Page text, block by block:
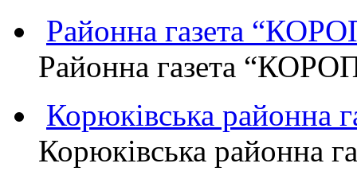
Районна газета
Районна газета
Корюківська районна
Корюківська районна